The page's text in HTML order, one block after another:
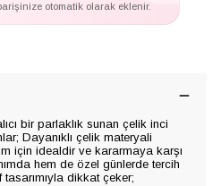
otomatik olarak eklenir.
bir parlaklık sunan çelik inci
Dayanıklı çelik materyali
için idealdir ve kararmaya karşı
hem de özel günlerde tercih
dikkat çeker;